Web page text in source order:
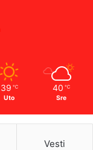
39 ℃
Uto
40 ℃
Sre
Vesti